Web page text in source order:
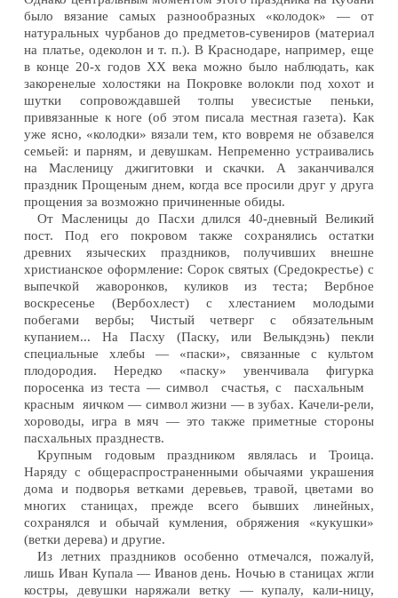
было вязание самых разнообразных «колодок» — от
натуральных чурбанов до предметов-сувениров (материал
на платье, одеколон и т. п.). В Краснодаре, например, еще
в конце 20-х годов XX века можно было наблюдать, как
закоренелые холостяки на Покровке волокли под хохот и
шутки сопровождавшей толпы увесистые пеньки,
привязанные к ноге (об этом писала местная газета). Как
уже ясно, «колодки» вязали тем, кто вовремя не обзавелся
семьей: и парням, и девушкам. Непременно устраивались
на Масленицу джигитовки и скачки. А заканчивался
праздник Прощеным днем, когда все просили друг у друга
прощения за возможно причиненные обиды.
От Масленицы до Пасхи длился 40-дневный Великий
пост. Под его покровом также сохранялись остатки
древних языческих праздников, получивших внешне
христианское оформление: Сорок святых (Средокрестье) с
выпечкой жаворонков, куликов из теста; Вербное
воскресенье (Вербохлест) с хлестанием молодыми
побегами вербы; Чистый четверг с обязательным
купанием... На Пасху (Паску, или Велыкдэнь) пекли
специальные хлебы — «паски», связанные с культом
плодородия. Нередко «паску» увенчивала фигурка
поросенка из теста — символ счастья, с пасхальным
красным яичком — символ жизни — в зубах. Качели-рели,
хороводы, игра в мяч — это также приметные стороны
пасхальных празднеств.
Крупным годовым праздником являлась и Троица.
Наряду с общераспространенными обычаями украшения
дома и подворья ветками деревьев, травой, цветами во
многих станицах, прежде всего бывших линейных,
сохранялся и обычай кумления, обряжения «кукушки»
(ветки дерева) и другие.
Из летних праздников особенно отмечался, пожалуй,
лишь Иван Купала — Иванов день. Ночью в станицах жгли
костры, девушки наряжали ветку — купалу, кали-ницу,